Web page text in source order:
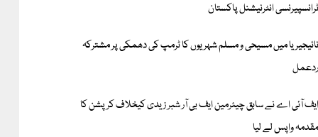
ٹرانسپیرنسی انٹرنیشنل پاکستان
نائیجیریا میں مسیحی و مسلم شہریوں کا ٹرمپ کی دھمکی پر مشترکہ
ردعمل
ایف آئی اے نے سابق چیئرمین ایف بی آر شبر زیدی کیخلاف کرپشن کا
مقدمہ واپس لے لیا